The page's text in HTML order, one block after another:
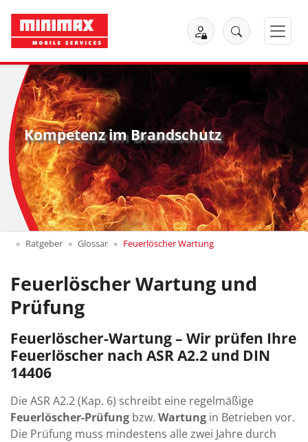
Kompetenz im Brandschutz
Ratgeber Glossar Feuerlöscher Wartung
Feuerlöscher Wartung und
Prüfung
Feuerlöscher-Wartung – Wir prüfen Ihre
Feuerlöscher nach ASR A2.2 und DIN
14406
Die ASR A2.2 (Kap. 6) schreibt eine regelmäßige
Feuerlöscher-Prüfung bzw. Wartung in Betrieben vor.
Die Prüfung muss mindestens alle zwei Jahre durch